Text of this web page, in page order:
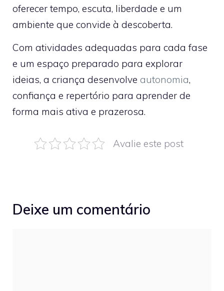
oferecer tempo, escuta, liberdade e um
ambiente que convide à descoberta.
Com atividades adequadas para cada fase
e um espaço preparado para explorar
ideias, a criança desenvolve autonomia,
confiança e repertório para aprender de
forma mais ativa e prazerosa.
Avalie este post
Deixe um comentário